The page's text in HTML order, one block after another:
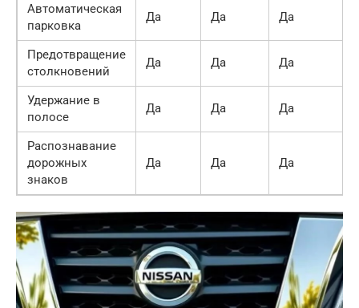
Автоматическая
парковка
Да Да Да
Предотвращение
столкновений
Да Да Да
Удержание в
полосе
Да Да Да
Распознавание
дорожных
знаков
Да Да Да